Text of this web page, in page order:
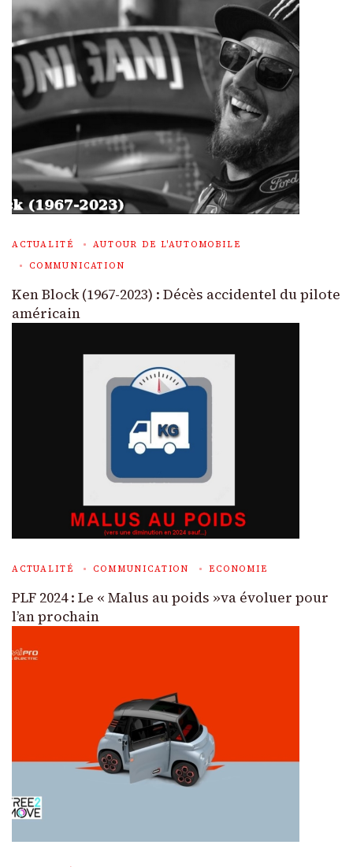
ACTUALITÉ
AUTOUR DE L'AUTOMOBILE
COMMUNICATION
Ken Block (1967-2023) : Décès accidentel du pilote
américain
ACTUALITÉ COMMUNICATION ECONOMIE
PLF 2024 : Le « Malus au poids »va évoluer pour
l’an prochain